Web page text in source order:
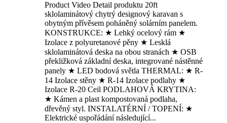
Product Video Detail produktu 20ft
sklolaminátový chytrý designový karavan s
obytným přívěsem poháněný solárním panelem.
KONSTRUKCE: ★ Lehký ocelový rám ★
Izolace z polyuretanové pěny ★ Lesklá
sklolaminátová deska na obou stranách ★ OSB
překližková základní deska, integrované nástěnné
panely ★ LED bodová světla THERMAL: ★ R-
14 Izolace stěny ★ R-14 Izolace podlahy ★
Izolace R-20 Ceil PODLAHOVÁ KRYTINA:
★ Kámen a plast kompostovaná podlaha,
dřevěný styl. INSTALATÉRNÍ / TOPENÍ: ★
Elektrické uspořádání následující...